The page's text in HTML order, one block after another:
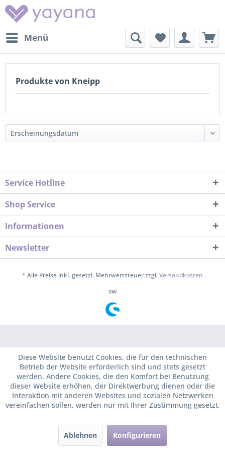
Menü
Produkte von Kneipp
Service Hotline
Shop Service
Informationen
Newsletter
* Alle Preise inkl. gesetzl. Mehrwertsteuer zzgl.Versandkosten
sw
Diese Website benutzt Cookies, die für den technischen
Betrieb der Website erforderlich sind und stets gesetzt
werden. Andere Cookies, die den Komfort bei Benutzung
dieser Website erhöhen, der Direktwerbung dienen oder die
Interaktion mit anderen Websites und sozialen Netzwerken
vereinfachen sollen, werden nur mit Ihrer Zustimmung gesetzt.
Ablehnen Konfigurieren